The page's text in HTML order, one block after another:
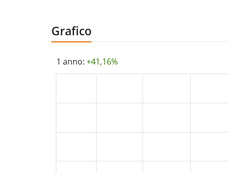
Grafico
1 anno: +41,16%